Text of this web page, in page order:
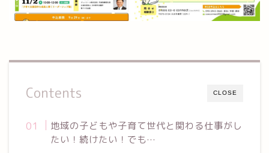
CLOSE
Contents
地域の子どもや子育て世代と関わる仕事がし
たい！続けたい！でも…